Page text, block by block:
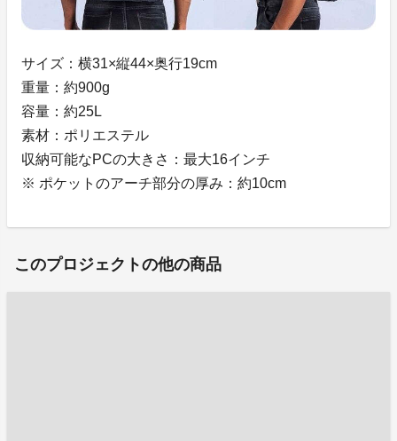
サイズ：横31×縦44×奥行19cm
重量：約900g
容量：約25L
素材：ポリエステル
収納可能なPCの大きさ：最大16インチ
※ ポケットのアーチ部分の厚み：約10cm
このプロジェクトの他の商品